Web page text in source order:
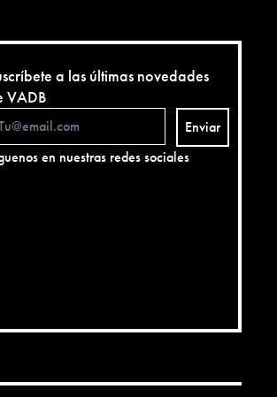
a las últimas novedades
VADB
Enviar
en nuestras redes sociales